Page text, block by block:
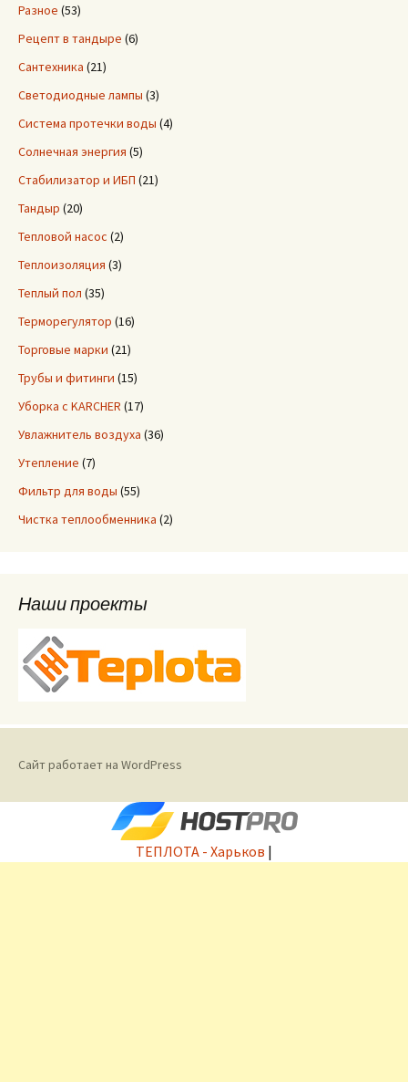
Разное (53)
Рецепт в тандыре (6)
Сантехника (21)
Светодиодные лампы (3)
Система протечки воды (4)
Солнечная энергия (5)
Стабилизатор и ИБП (21)
Тандыр (20)
Тепловой насос (2)
Теплоизоляция (3)
Теплый пол (35)
Терморегулятор (16)
Торговые марки (21)
Трубы и фитинги (15)
Уборка с KARCHER (17)
Увлажнитель воздуха (36)
Утепление (7)
Фильтр для воды (55)
Чистка теплообменника (2)
Наши проекты
Сайт работает на WordPress
ТЕПЛОТА - Харьков |